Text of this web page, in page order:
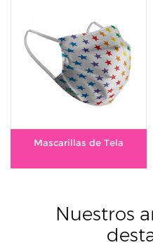
Mascarillas de Tela
Nuestros